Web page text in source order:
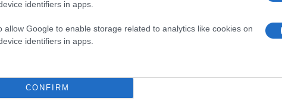
identifiers in apps.
allow Google to enable storage related to analytics like cookies on
identifiers in apps.
CONFIRM